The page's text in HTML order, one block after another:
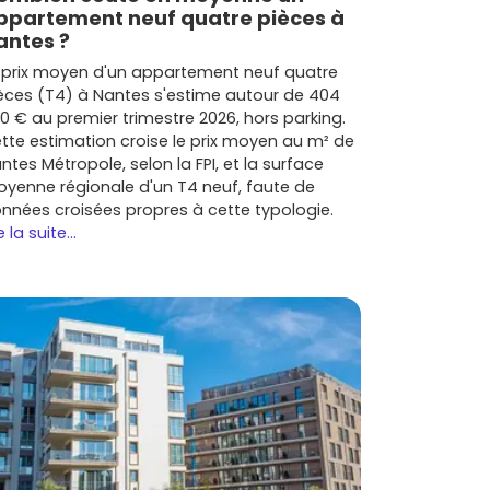
neuf quatre pièces à
?
prix moyen d'un appartement neuf quatre
(T4) à Nantes s'estime autour de 404
€ au premier trimestre 2026, hors parking.
estimation croise le prix moyen au m² de
Métropole, selon la FPI, et la surface
régionale d'un T4 neuf, faute de
croisées propres à cette typologie.
la suite...